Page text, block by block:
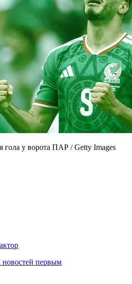
гола у ворота ПАР / Getty Images
новостей первым